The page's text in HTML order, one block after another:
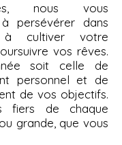
nous vous
persévérer dans
cultiver votre
vos rêves.
soit celle de
personnel et de
de vos objectifs.
fiers de chaque
grande, que vous